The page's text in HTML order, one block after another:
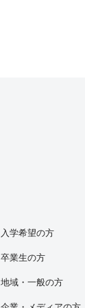
入学希望の方
卒業生の方
地域・一般の方